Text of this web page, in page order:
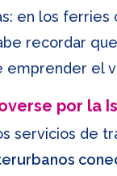
en los ferries
recordar
emprender el
por la
servicios de